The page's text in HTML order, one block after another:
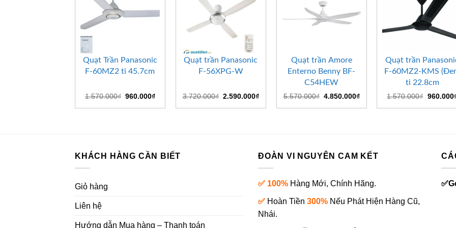
Quạt Trần Panasonic
F-60MZ2 ti 45.7cm
1.570.000₫ Giá
là:
960.000₫Giá
tại
Quạt trần Panasonic
F-56XPG-W
3.720.000₫ Giá
là:
2.590.000₫Giá
tại
Quạt trần Amore
Enterno Benny BF-
C54HEW
5.570.000₫ Giá
là:
4.850.000₫Giá
tại
Quạt trần
F-60MZ2-KMS
ti 22.8cm
1.570.000₫ Giá
là:
960.000
KHÁCH HÀNG CẦN BIẾT
Giỏ hàng
Liên hệ
Hướng dẫn Mua hàng – Thanh toán
ĐOÀN VI NGUYÊN CAM KẾT
✅ 100% Hàng Mới, Chính Hãng.
✅ Hoàn Tiền 300% Nếu Phát Hiện Hàng Cũ,
Nhái.
✅